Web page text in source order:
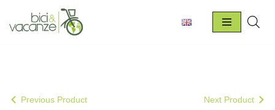
Vai
Previous Product Next Product